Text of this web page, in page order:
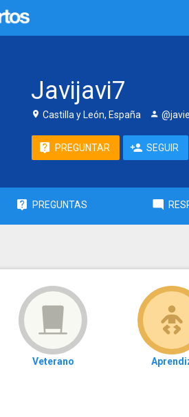
Javijavi7
Castilla y León, España
PREGUNTAR SEGUIR
PREGUNTAS
Veterano